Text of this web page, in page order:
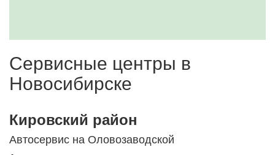
Сервисные центры в
Новосибирске
Кировский район
Автосервис на Оловозаводской